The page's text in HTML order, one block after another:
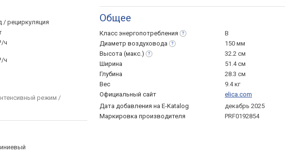
/ рециркуляция
ч
ч
режим /
Общее
Класс энергопотребления
B
Диаметр воздуховода
150 мм
Высота (макс.)
32.2 см
Ширина
51.4 см
Глубина
28.3 см
Вес
9.4 кг
Официальный сайт
elica.com
Дата добавления на E-Katalog
декабрь 2025
Маркировка производителя
PRF0192854